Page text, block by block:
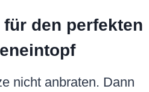
den perfekten
nicht anbraten. Dann